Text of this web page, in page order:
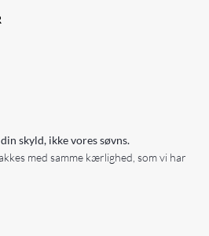
skyld, ikke vores søvns.
med samme kærlighed, som vi har